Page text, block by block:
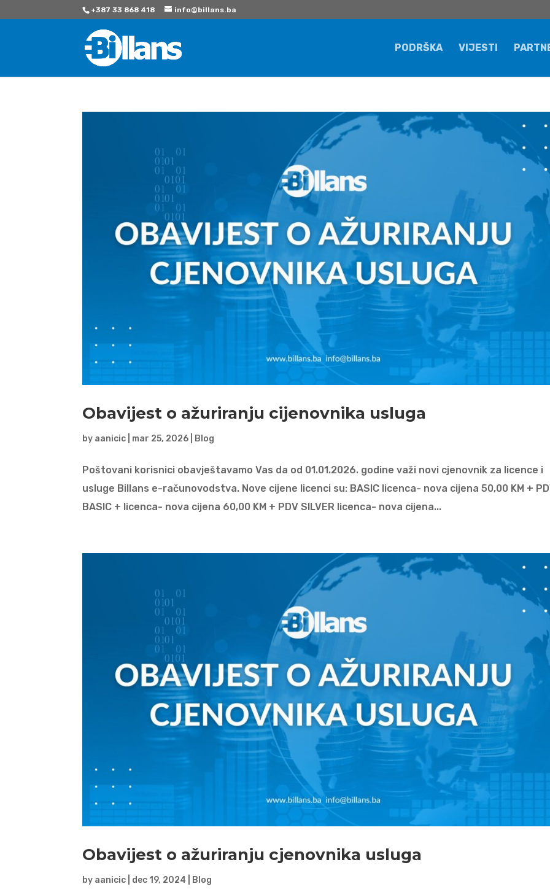
+387 33 868 418 info@billans.ba
PODRŠKA VIJESTI
Obavijest o ažuriranju cijenovnika usluga
by aanicic mar 25, 2026 Blog
Poštovani korisnici obavještavamo Vas da od 01.01.2026. godine važi novi cjenovnik za licence i
usluge Billans e-računovodstva. Nove cijene licenci su: BASIC licenca- nova cijena 50,00 KM +
BASIC + licenca- nova cijena 60,00 KM + PDV SILVER licenca- nova cijena...
Obavijest o ažuriranju cjenovnika usluga
by aanicic dec 19, 2024 Blog